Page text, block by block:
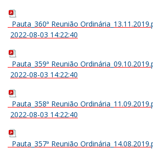
Pauta_360ª Reunião
2022-08-03 14:22:40
Pauta_359ª Reunião
2022-08-03 14:22:40
Pauta_358ª Reunião
2022-08-03 14:22:40
Pauta_357ª Reunião